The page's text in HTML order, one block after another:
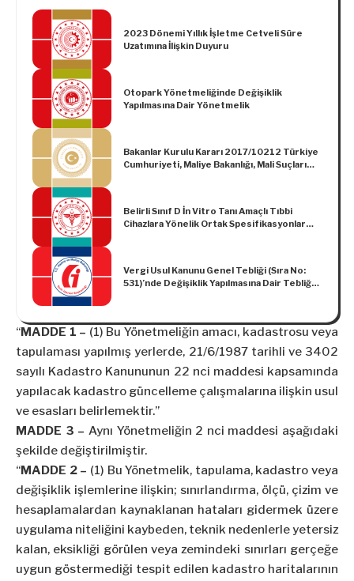
2023 Dönemi Yıllık İşletme Cetveli Süre
Uzatımına İlişkin Duyuru
Otopark Yönetmeliğinde Değişiklik
Yapılmasına Dair Yönetmelik
Bakanlar Kurulu Kararı 2017/10212 Türkiye
Cumhuriyeti, Maliye Bakanlığı, Mali Suçları
Suçlar ve Terörizmin Finansmanı ile İlgili
Finansal İstihbarat Değişiminde İşbirliğine
Belirli Sınıf D İn Vitro Tanı Amaçlı Tıbbi
Cihazlara Yönelik Ortak Spesifikasyonlar
Vergi Usul Kanunu Genel Tebliği (Sıra No:
531)’nde Değişiklik Yapılmasına Dair Tebliğ
“MADDE 1 – (1) Bu Yönetmeliğin amacı, kadastrosu veya
tapulaması yapılmış yerlerde, 21/6/1987 tarihli ve 3402
sayılı Kadastro Kanununun 22 nci maddesi kapsamında
yapılacak kadastro güncelleme çalışmalarına ilişkin usul
ve esasları belirlemektir.”
MADDE 3 – Aynı Yönetmeliğin 2 nci maddesi aşağıdaki
şekilde değiştirilmiştir.
“MADDE 2 – (1) Bu Yönetmelik, tapulama, kadastro veya
değişiklik işlemlerine ilişkin; sınırlandırma, ölçü, çizim ve
hesaplamalardan kaynaklanan hataları gidermek üzere
uygulama niteliğini kaybeden, teknik nedenlerle yetersiz
kalan, eksikliği görülen veya zemindeki sınırları gerçeğe
uygun göstermediği tespit edilen kadastro haritalarının